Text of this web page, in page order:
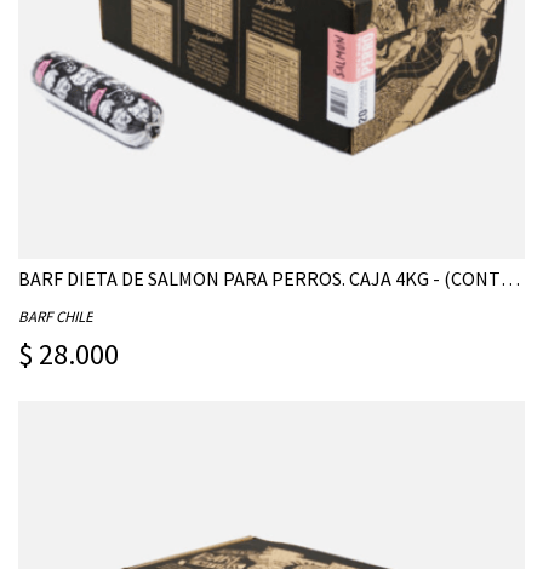
BARF DIETA DE SALMON PARA PERROS. CAJA 4KG - (CONTIENE 20 UNIDADES DE 200G)
BARF CHILE
$ 28.000